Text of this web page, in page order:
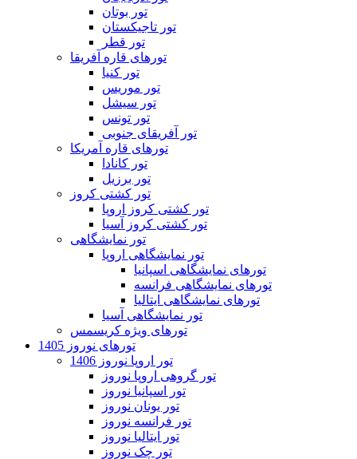
تور بوتان
تور تاجیکستان
تور قطر
تورهای قاره آفریقا
تور کنیا
تور موریس
تور سیشل
تور تونس
تور آفریقای جنوبی
تورهای قاره آمریکا
تور کانادا
تور برزیل
تور کشتی کروز
تور کشتی کروز اروپا
تور کشتی کروز آسیا
تور نمایشگاهی
تور نمایشگاهی اروپا
تورهای نمایشگاهی اسپانیا
تورهای نمایشگاهی فرانسه
تورهای نمایشگاهی ایتالیا
تور نمایشگاهی آسیا
تورهای ویژه کریسمس
تورهای نوروز 1405
تور اروپا نوروز 1406
تور گروهی اروپا نوروز
تور اسپانیا نوروز
تور یونان نوروز
تور فرانسه نوروز
تور ایتالیا نوروز
تور چک نوروز